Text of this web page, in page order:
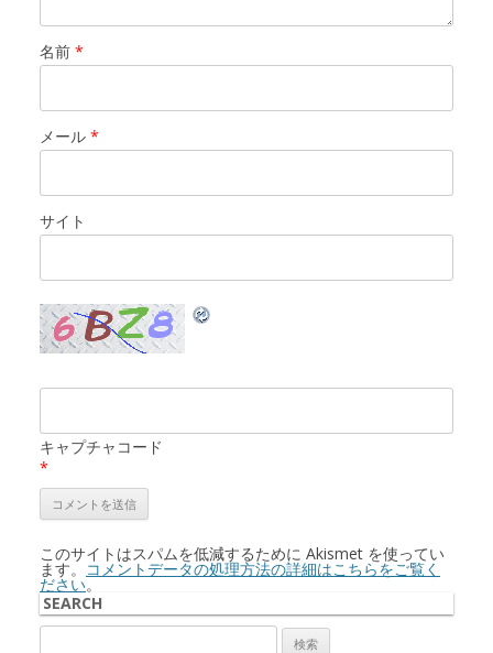
名前 *
メール *
サイト
キャプチャコード
*
このサイトはスパムを低減するために Akismet を使ってい
ます。 コメントデータの処理方法の詳細はこちらをご覧く
ださい。
SEARCH